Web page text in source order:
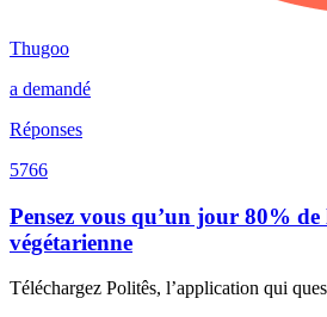
Thugoo
a demandé
Réponses
5766
Pensez vous qu’un jour 80%
végétarienne
Téléchargez Politês, l’application qui